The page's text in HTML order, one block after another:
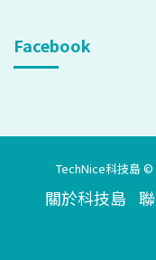
Facebook
TechNice科技島
關於科技島